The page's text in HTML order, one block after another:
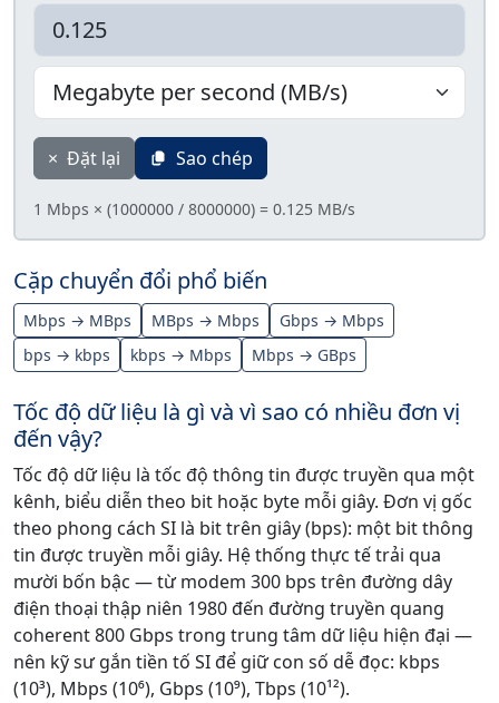
× Đặt lại Sao chép
1 Mbps × (1000000 / 8000000) = 0.125 MB/s
Cặp chuyển đổi phổ biến
Mbps → MBps MBps → Mbps
Gbps → Mbps
bps → kbps
kbps → Mbps Mbps → GBps
Tốc độ dữ liệu là gì và vì sao có nhiều đơn vị
đến vậy?
Tốc độ dữ liệu là tốc độ thông tin được truyền qua một
kênh, biểu diễn theo bit hoặc byte mỗi giây. Đơn vị gốc
theo phong cách SI là bit trên giây (bps): một bit thông
tin được truyền mỗi giây. Hệ thống thực tế trải qua
mười bốn bậc — từ modem 300 bps trên đường dây
điện thoại thập niên 1980 đến đường truyền quang
coherent 800 Gbps trong trung tâm dữ liệu hiện đại —
nên kỹ sư gắn tiền tố SI để giữ con số dễ đọc: kbps
(10³), Mbps (10⁶), Gbps (10⁹), Tbps (10¹²).